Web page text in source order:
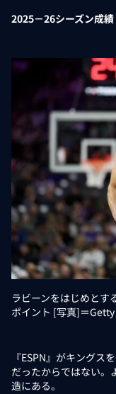
2025－26シーズン成績
ラビーンをはじめとす
ポイント [写真]＝
『ESPN』がキングス
だったからではない。
造にある。